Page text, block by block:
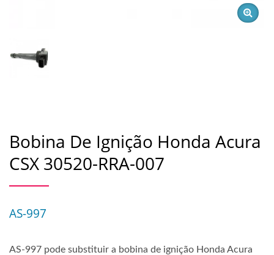
Bobina De Ignição Honda Acura
CSX 30520-RRA-007
AS-997
AS-997 pode substituir a bobina de ignição Honda Acura